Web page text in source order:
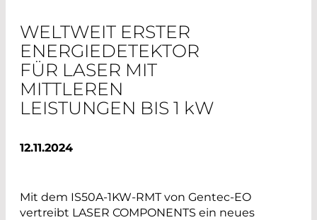
WELTWEIT ERSTER
ENERGIEDETEKTOR
FÜR LASER MIT
MITTLEREN
LEISTUNGEN BIS 1 kW
12.11.2024
Mit dem IS50A-1KW-RMT von Gentec-EO
vertreibt LASER COMPONENTS ein neues